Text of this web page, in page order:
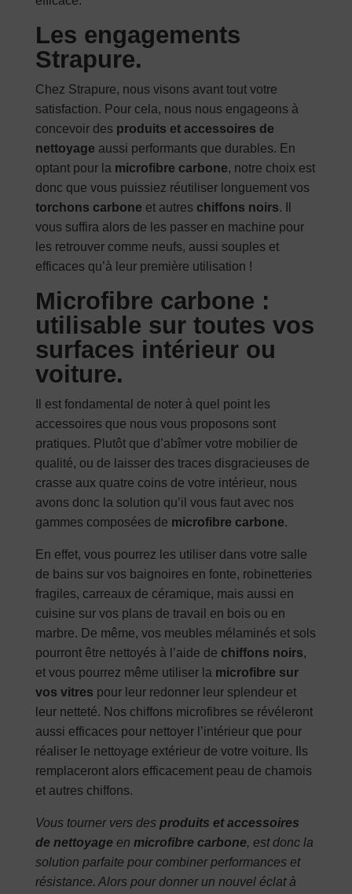
Les engagements
Strapure.
Chez Strapure, nous visons avant tout votre
satisfaction. Pour cela, nous nous engageons à
concevoir des produits et accessoires de
nettoyage aussi performants que durables. En
optant pour la microfibre carbone, notre choix est
donc que vous puissiez réutiliser longuement vos
torchons carbone et autres chiffons noirs. Il
vous suffira alors de les passer en machine pour
les retrouver comme neufs, aussi souples et
efficaces qu’à leur première utilisation !
Microfibre carbone :
utilisable sur toutes vos
surfaces intérieur ou
voiture.
Il est fondamental de noter à quel point les
accessoires que nous vous proposons sont
pratiques. Plutôt que d’abîmer votre mobilier de
qualité, ou de laisser des traces disgracieuses de
crasse aux quatre coins de votre intérieur, nous
avons donc la solution qu’il vous faut avec nos
gammes composées de microfibre carbone.
En effet, vous pourrez les utiliser dans votre salle
de bains sur vos baignoires en fonte, robinetteries
fragiles, carreaux de céramique, mais aussi en
cuisine sur vos plans de travail en bois ou en
marbre. De même, vos meubles mélaminés et sols
pourront être nettoyés à l’aide de chiffons noirs,
et vous pourrez même utiliser la microfibre sur
vos vitres pour leur redonner leur splendeur et
leur netteté. Nos chiffons microfibres se révéleront
aussi efficaces pour nettoyer l’intérieur que pour
réaliser le nettoyage extérieur de votre voiture. Ils
remplaceront alors efficacement peau de chamois
et autres chiffons.
Vous tourner vers des produits et accessoires
de nettoyageen microfibre carbone, est donc la
solution parfaite pour combiner performances et
résistance. Alors pour donner un nouvel éclat à